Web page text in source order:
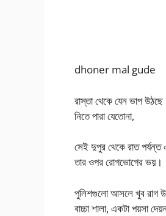
dhoner mal gude
রাস্তা থেকে যেন ভাপ
নিতে পারা যেতোনা,
সেই দুপুর থেকে রাত
তার ওপর রোগভোগের ভয়।
পুলিশগুলো আসলে খুব রাগ
বাচ্চা শালা, একটা পয়সা